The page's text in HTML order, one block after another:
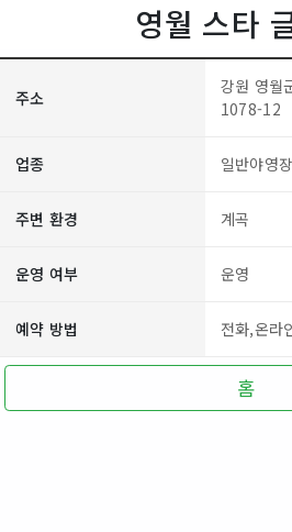
영월 스타
주소
강원 영월
1078-12
업종 일반야영
주변 환경 계곡
운영 여부 운영
예약 방법 전화,온라
홈